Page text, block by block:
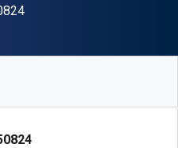
"ISBN-13 9781497650824"